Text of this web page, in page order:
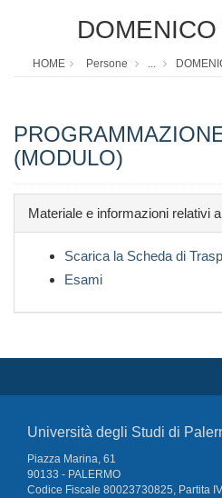
HOME Persone ...
(MODULO)
Materiale e informazioni relativi
Scarica la Scheda di
Esami
Università degli Studi di
Piazza Marina, 61
90133 - PALERMO
Codice Fiscale 80023730825, Partita